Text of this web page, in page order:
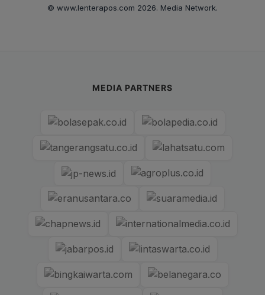
© www.lenterapos.com 2026. Media Network.
MEDIA PARTNERS